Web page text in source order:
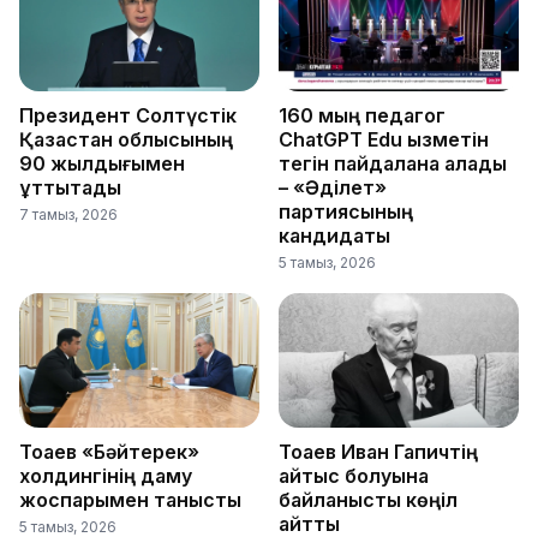
Президент Солтүстік
Қазақстан облысының
90 жылдығымен
құттықтады
7 тамыз, 2026
160 мың педагог
ChatGPT Edu қызметін
тегін пайдалана алады
– «Әділет»
партиясының
кандидаты
5 тамыз, 2026
Тоқаев «Бәйтерек»
холдингінің даму
жоспарымен танысты
5 тамыз, 2026
Тоқаев Иван Гапичтің
қайтыс болуына
байланысты көңіл
айтты